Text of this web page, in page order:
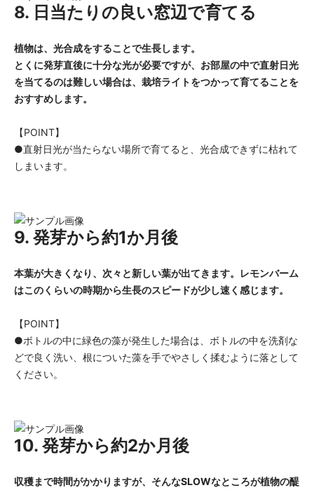
8. 日当たりの良い窓辺で育てる
植物は、光合成をすることで生長します。
とくに発芽直後に十分な光が必要ですが、お部屋の中で直射日光
を当てるのは難しい場合は、栽培ライトをつかって育てることを
おすすめします。
【POINT】
●直射日光が当たらない場所で育てると、光合成できずに枯れて
しまいます。
9. 発芽から約1か月後
本葉が大きくなり、次々と新しい葉が出てきます。レモンバーム
はこのくらいの時期から生長のスピードが少し速く感じます。
【POINT】
●ボトルの中に緑色の藻が発生した場合は、ボトルの中を洗剤な
どで良く洗い、根についた藻を手でやさしく揉むように落として
ください。
10. 発芽から約2か月後
収穫まで時間がかかりますが、そんなSLOWなところが植物の醍